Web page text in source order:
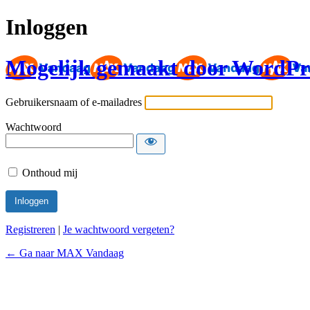
Inloggen
Mogelijk gemaakt door
Gebruikersnaam of e-mailadres
Wachtwoord
Onthoud mij
Registreren | Je wachtwoord vergeten?
← Ga naar MAX Vandaag